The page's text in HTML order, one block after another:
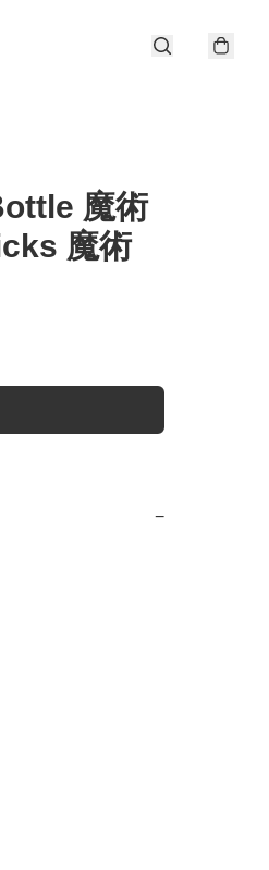
魔術
魔術
−